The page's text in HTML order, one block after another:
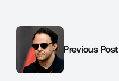
Previous Post